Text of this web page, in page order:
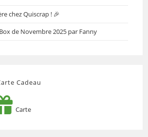
chez Quiscrap ! 🎉
de Novembre 2025 par Fanny
Cadeau
Carte